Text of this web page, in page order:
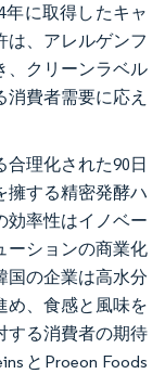
年に取得したキャ
は、アレルゲンフ
、クリーンラベル
費者需要に応え
理化された90日
擁する精密発酵ハ
効率性はイノベー
ーションの商業化
国の企業は高水分
め、食感と風味を
する消費者の期待
とProeon Foods